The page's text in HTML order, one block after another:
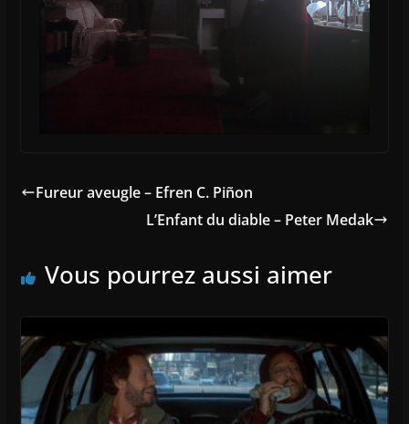
Fureur aveugle – Efren C. Piñon
L’Enfant du diable – Peter Medak
Vous pourrez aussi aimer